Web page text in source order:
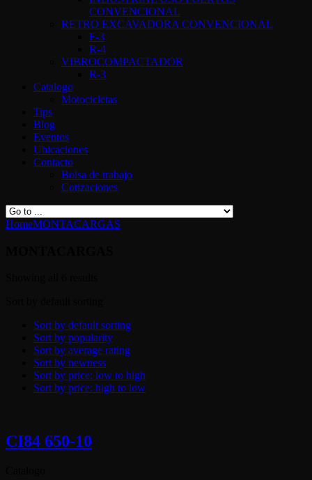
CONVENCIONAL
RETRO EXCAVADORA CONVENCIONAL
F-3
R-4
VIBROCOMPACTADOR
R-3
Catalogo
Motocicletas
Tips
Blog
Eventos
Ubicaciones
Contacto
Bolsa de trabajo
Cotizaciones
HomeMONTACARGAS
Sort by default sorting
Sort by popularity
Sort by average rating
Sort by newness
Sort by price: low to high
Sort by price: high to low
CI84 650-10